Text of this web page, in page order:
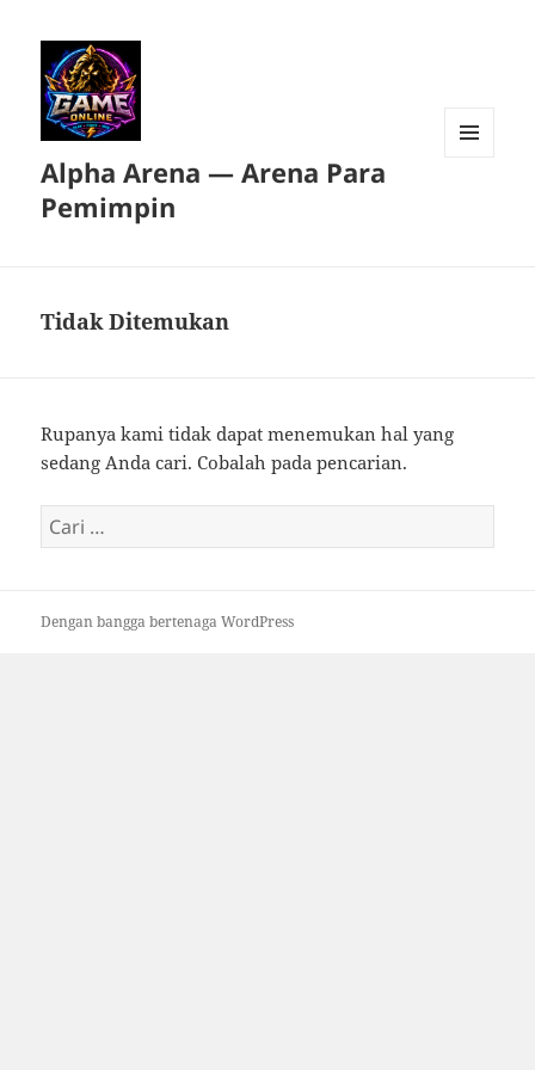
Alpha Arena — Arena Para
Pemimpin
Tidak Ditemukan
Rupanya kami tidak dapat menemukan hal yang
sedang Anda cari. Cobalah pada pencarian.
Cari
untuk:
Dengan bangga bertenaga WordPress